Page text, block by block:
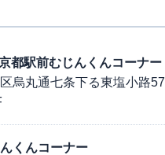
都駅前むじんくんコーナー
烏丸通七条下る東塩小路
くんコーナー